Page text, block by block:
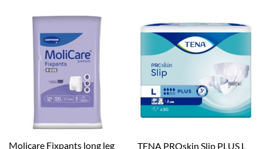
Molicare Fixpants long leg TENA PROskin Slip PLUS L